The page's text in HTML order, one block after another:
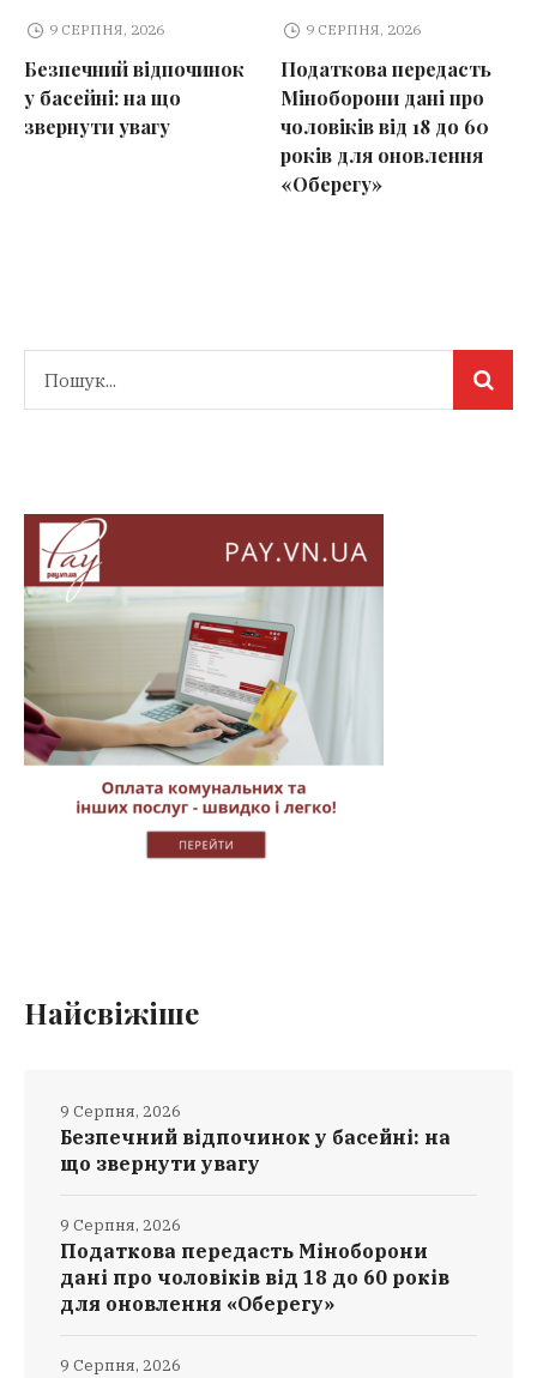
9 СЕРПНЯ, 2026
Безпечний відпочинок
у басейні: на що
звернути увагу
9 СЕРПНЯ, 2026
Податкова передасть
Міноборони дані про
чоловіків від 18 до 60
років для оновлення
«Оберегу»
Найсвіжіше
Безпечний відпочинок у басейні: на
що звернути увагу
9 Серпня, 2026
Податкова передасть Міноборони
дані про чоловіків від 18 до 60 років
для оновлення «Оберегу»
9 Серпня, 2026
9 Серпня, 2026